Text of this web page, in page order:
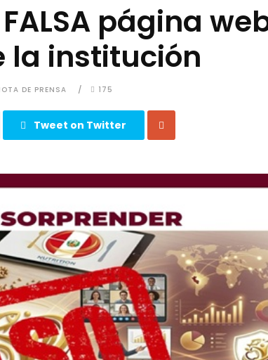
página
la institución
DE PRENSA 175
Tweet on Twitter